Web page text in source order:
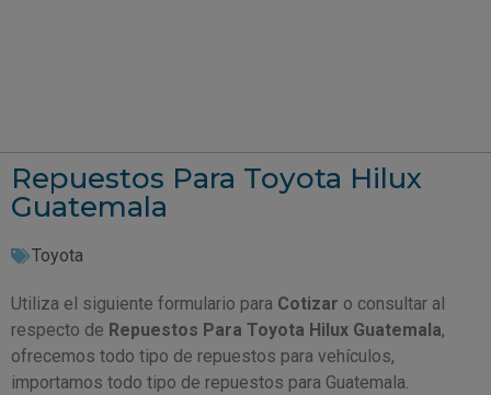
Repuestos Para Toyota Hilux
Guatemala
Toyota
Utiliza el siguiente formulario para Cotizar o consultar al
respecto de Repuestos Para Toyota Hilux Guatemala,
ofrecemos todo tipo de repuestos para vehículos,
importamos todo tipo de repuestos para Guatemala.